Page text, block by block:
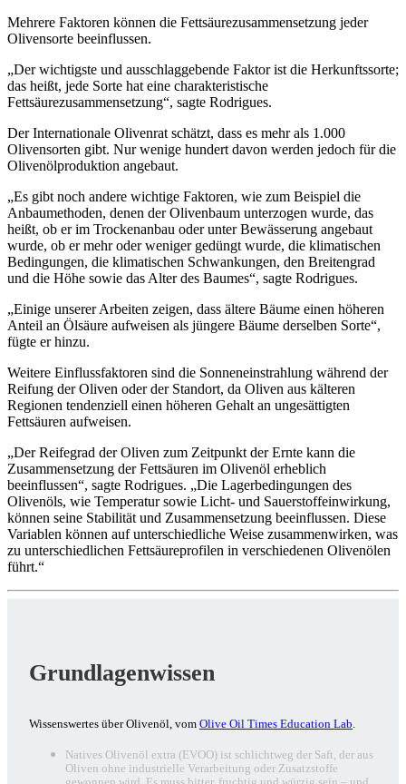
Mehrere Faktoren können die Fettsäurezusammensetzung jeder
Olivensorte beeinflussen.
„Der wichtigste und ausschlaggebende Faktor ist die Herkunftssorte;
das heißt, jede Sorte hat eine charakteristische
Fettsäurezusammensetzung“, sagte Rodrigues.
Der Internationale Olivenrat schätzt, dass es mehr als 1.000
Olivensorten gibt. Nur wenige hundert davon werden jedoch für die
Olivenölproduktion angebaut.
„Es gibt noch andere wichtige Faktoren, wie zum Beispiel die
Anbaumethoden, denen der Olivenbaum unterzogen wurde, das
heißt, ob er im Trockenanbau oder unter Bewässerung angebaut
wurde, ob er mehr oder weniger gedüngt wurde, die klimatischen
Bedingungen, die klimatischen Schwankungen, den Breitengrad
und die Höhe sowie das Alter des Baumes“, sagte Rodrigues.
„Einige unserer Arbeiten zeigen, dass ältere Bäume einen höheren
Anteil an Ölsäure aufweisen als jüngere Bäume derselben Sorte“,
fügte er hinzu.
Weitere Einflussfaktoren sind die Sonneneinstrahlung während der
Reifung der Oliven oder der Standort, da Oliven aus kälteren
Regionen tendenziell einen höheren Gehalt an ungesättigten
Fettsäuren aufweisen.
„Der Reifegrad der Oliven zum Zeitpunkt der Ernte kann die
Zusammensetzung der Fettsäuren im Olivenöl erheblich
beeinflussen“, sagte Rodrigues. „Die Lagerbedingungen des
Olivenöls, wie Temperatur sowie Licht- und Sauerstoffeinwirkung,
können seine Stabilität und Zusammensetzung beeinflussen. Diese
Variablen können auf unterschiedliche Weise zusammenwirken, was
zu unterschiedlichen Fettsäureprofilen in verschiedenen Olivenölen
führt.“
Grundlagenwissen
Wissenswertes über Olivenöl, vom Olive Oil Times Education Lab
Natives Olivenöl extra (EVOO) ist schlichtweg der Saft, der aus
Oliven ohne industrielle Verarbeitung oder Zusatzstoffe